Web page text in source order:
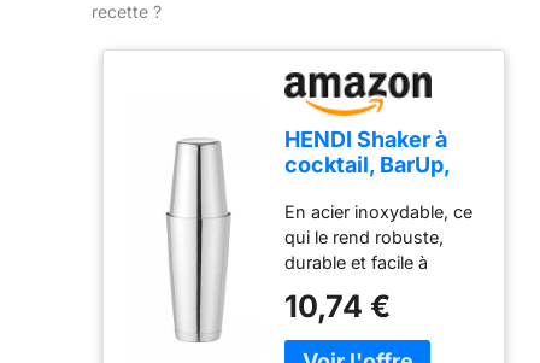
recette ?
HENDI Shaker à
cocktail, BarUp,
Tin-on-Tin,
utilisation
universelle, 2
shakers lestés :
600ml,
ø90x(H)140mm et
En acier inoxydable, ce
qui le rend robuste,
durable et facile à
usage universel, il
permet de préparer la
10,74 €